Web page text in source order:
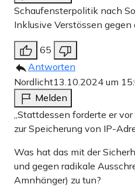
Schaufensterpolitik nach
Inklusive Verstössen gegen
65
Antworten
Nordlicht13.10.2024 um
Melden
„Stattdessen forderte er
zur Speicherung von IP-
Was hat das mit der
und gegen radikale
Amnhänger) zu tun?